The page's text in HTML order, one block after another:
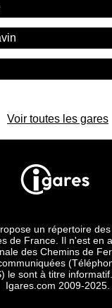
Voir toutes les gares
un répertoire
de France. Il n'est en
des Chemins de
le sont à titre
Igares.com 2009-2025.